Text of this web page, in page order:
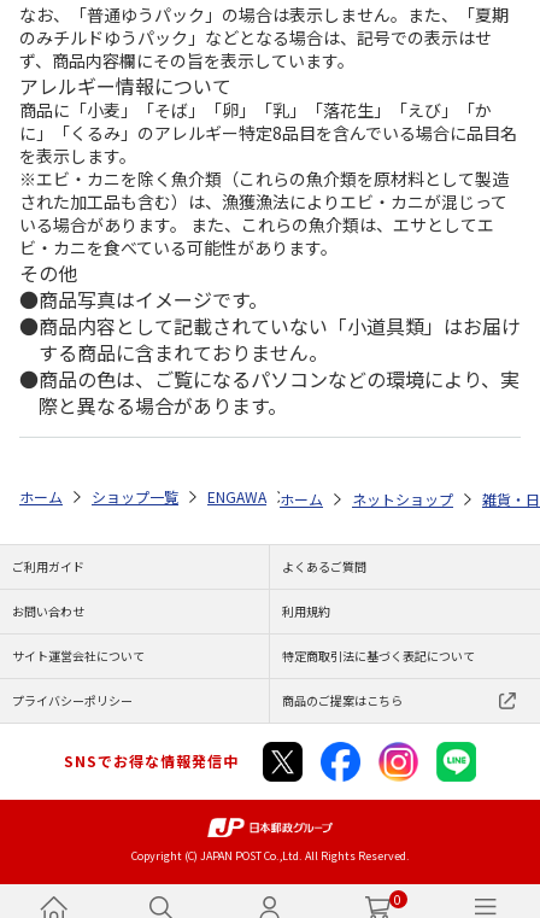
0
なお、「普通ゆうパック」の場合は表示しません。また、「夏期
のみチルドゆうパック」などとなる場合は、記号での表示はせ
ず、商品内容欄にその旨を表示しています。
アレルギー情報について
商品に「小麦」「そば」「卵」「乳」「落花生」「えび」「か
に」「くるみ」のアレルギー特定8品目を含んでいる場合に品目名
を表示します。
※エビ・カニを除く魚介類（これらの魚介類を原材料として製造
された加工品も含む）は、漁獲漁法によりエビ・カニが混じって
いる場合があります。 また、これらの魚介類は、エサとしてエ
ビ・カニを食べている可能性があります。
その他
商品写真はイメージです。
商品内容として記載されていない「小道具類」はお届け
する商品に含まれておりません。
商品の色は、ご覧になるパソコンなどの環境により、実
際と異なる場合があります。
ホーム ショップ一覧 ENGAWA 『ALIVE』 & 『SQ』 切手型アクリ
ホーム ネットショップ 雑貨・
ご利用ガイド よくあるご質問
お問い合わせ 利用規約
サイト運営会社について 特定商取引法に基づく表記について
プライバシーポリシー 商品のご提案はこちら
SNSでお得な情報発信中
Copyright (C) JAPAN POST Co.,Ltd. All Rights Reserved.